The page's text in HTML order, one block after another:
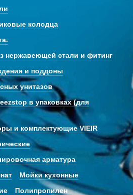
колодца
нержавеющей стали и фитинг
и поддоны
унитазов
в упаковках (для
и комплектующие VIEIR
арматура
Мойки кухонные
Полипропилен